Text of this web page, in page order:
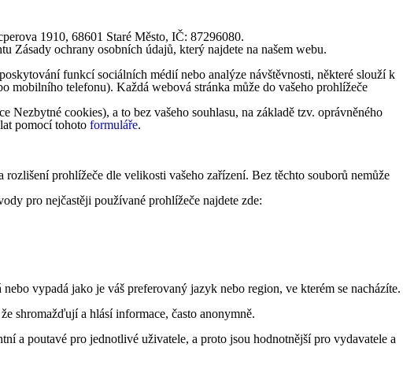
1910, 68601 Staré Město, IČ: 87296080.
Zásady ochrany osobních údajů, který najdete na našem webu.
funkcí sociálních médií nebo analýze návštěvnosti, některé slouží k
mobilního telefonu). Každá webová stránka může do vašeho prohlížeče
cookies), a to bez vašeho souhlasu, na základě tzv. oprávněného
pomocí tohoto formuláře.
prohlížeče dle velikosti vašeho zařízení. Bez těchto souborů nemůže
pro nejčastěji používané prohlížeče najdete zde:
vypadá jako je váš preferovaný jazyk nebo region, ve kterém se nacházíte.
shromažďují a hlásí informace, často anonymně.
a poutavé pro jednotlivé uživatele, a proto jsou hodnotnější pro vydavatele a